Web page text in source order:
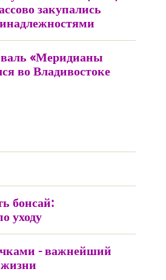
закупались
«Меридианы
во Владивостоке
бонсай:
уходу
- важнейший
жизни